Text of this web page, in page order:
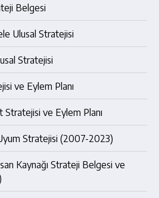
Belgesi
Ulusal Stratejisi
Stratejisi
ve Eylem Planı
ve Eylem Planı
Stratejisi (2007-2023)
Kaynağı Strateji Belgesi ve